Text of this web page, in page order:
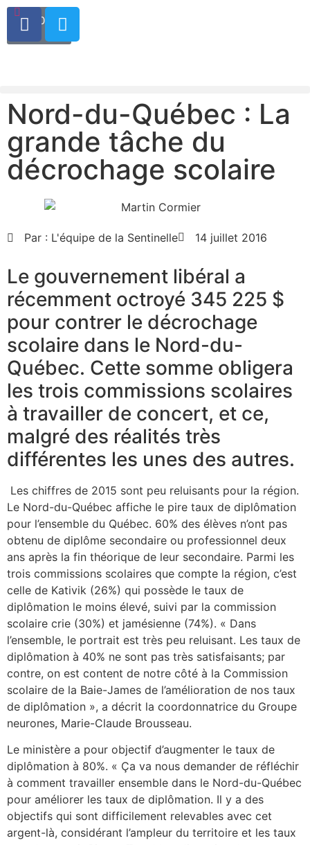
0.00
0
Nord-du-Québec : La
grande tâche du
décrochage scolaire
Par : L'équipe de la Sentinelle 14 juillet 2016
Le gouvernement libéral a
récemment octroyé 345 225 $
pour contrer le décrochage
scolaire dans le Nord-du-
Québec. Cette somme obligera
les trois commissions scolaires
à travailler de concert, et ce,
malgré des réalités très
différentes les unes des autres.
Les chiffres de 2015 sont peu reluisants pour la région.
Le Nord-du-Québec affiche le pire taux de diplômation
pour l’ensemble du Québec. 60% des élèves n’ont pas
obtenu de diplôme secondaire ou professionnel deux
ans après la fin théorique de leur secondaire. Parmi les
trois commissions scolaires que compte la région, c’est
celle de Kativik (26%) qui possède le taux de
diplômation le moins élevé, suivi par la commission
scolaire crie (30%) et jamésienne (74%). « Dans
l’ensemble, le portrait est très peu reluisant. Les taux de
diplômation à 40% ne sont pas très satisfaisants; par
contre, on est content de notre côté à la Commission
scolaire de la Baie-James de l’amélioration de nos taux
de diplômation », a décrit la coordonnatrice du Groupe
neurones, Marie-Claude Brousseau.
Le ministère a pour objectif d’augmenter le taux de
diplômation à 80%. « Ça va nous demander de réfléchir
à comment travailler ensemble dans le Nord-du-Québec
pour améliorer les taux de diplômation. Il y a des
objectifs qui sont difficilement relevables avec cet
argent-là, considérant l’ampleur du territoire et les taux